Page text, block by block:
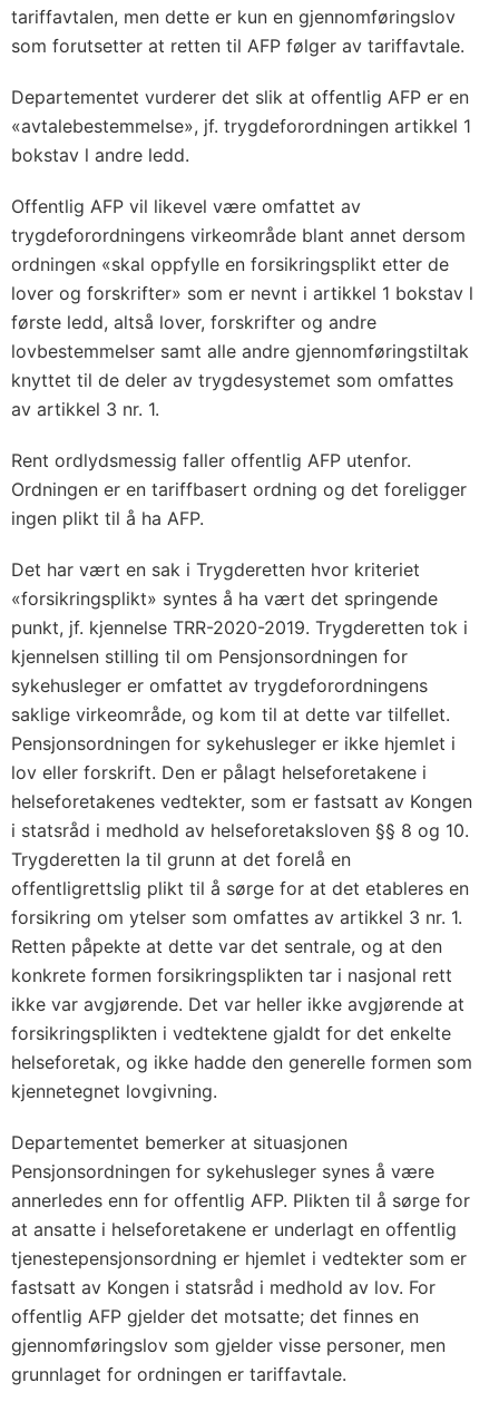
tariffavtalen, men dette er kun en gjennomføringslov
som forutsetter at retten til AFP følger av tariffavtale.
Departementet vurderer det slik at offentlig AFP er en
«avtalebestemmelse», jf. trygdeforordningen artikkel 1
bokstav l andre ledd.
Offentlig AFP vil likevel være omfattet av
trygdeforordningens virkeområde blant annet dersom
ordningen «skal oppfylle en forsikringsplikt etter de
lover og forskrifter» som er nevnt i artikkel 1 bokstav l
første ledd, altså lover, forskrifter og andre
lovbestemmelser samt alle andre gjennomføringstiltak
knyttet til de deler av trygdesystemet som omfattes
av artikkel 3 nr. 1.
Rent ordlydsmessig faller offentlig AFP utenfor.
Ordningen er en tariffbasert ordning og det foreligger
ingen plikt til å ha AFP.
Det har vært en sak i Trygderetten hvor kriteriet
«forsikringsplikt» syntes å ha vært det springende
punkt, jf. kjennelse TRR-2020-2019. Trygderetten tok i
kjennelsen stilling til om Pensjonsordningen for
sykehusleger er omfattet av trygdeforordningens
saklige virkeområde, og kom til at dette var tilfellet.
Pensjonsordningen for sykehusleger er ikke hjemlet i
lov eller forskrift. Den er pålagt helseforetakene i
helseforetakenes vedtekter, som er fastsatt av Kongen
i statsråd i medhold av helseforetaksloven §§ 8 og 10.
Trygderetten la til grunn at det forelå en
offentligrettslig plikt til å sørge for at det etableres en
forsikring om ytelser som omfattes av artikkel 3 nr. 1.
Retten påpekte at dette var det sentrale, og at den
konkrete formen forsikringsplikten tar i nasjonal rett
ikke var avgjørende. Det var heller ikke avgjørende at
forsikringsplikten i vedtektene gjaldt for det enkelte
helseforetak, og ikke hadde den generelle formen som
kjennetegnet lovgivning.
Departementet bemerker at situasjonen
Pensjonsordningen for sykehusleger synes å være
annerledes enn for offentlig AFP. Plikten til å sørge for
at ansatte i helseforetakene er underlagt en offentlig
tjenestepensjonsordning er hjemlet i vedtekter som er
fastsatt av Kongen i statsråd i medhold av lov. For
offentlig AFP gjelder det motsatte; det finnes en
gjennomføringslov som gjelder visse personer, men
grunnlaget for ordningen er tariffavtale.